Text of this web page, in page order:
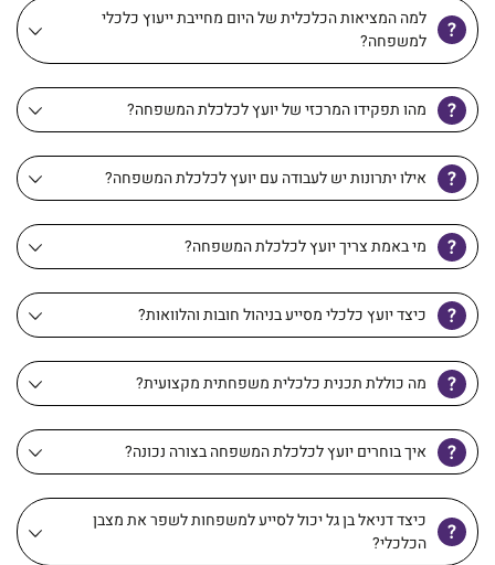
למה המציאות הכלכלית של היום מחייבת ייעוץ כלכלי
למשפחה?
מהו תפקידו המרכזי של יועץ לכלכלת המשפחה?
אילו יתרונות יש לעבודה עם יועץ לכלכלת המשפחה?
מי באמת צריך יועץ לכלכלת המשפחה?
כיצד יועץ כלכלי מסייע בניהול חובות והלוואות?
מה כוללת תכנית כלכלית משפחתית מקצועית?
איך בוחרים יועץ לכלכלת המשפחה בצורה נכונה?
כיצד דניאל בן גל יכול לסייע למשפחות לשפר את מצבן
הכלכלי?